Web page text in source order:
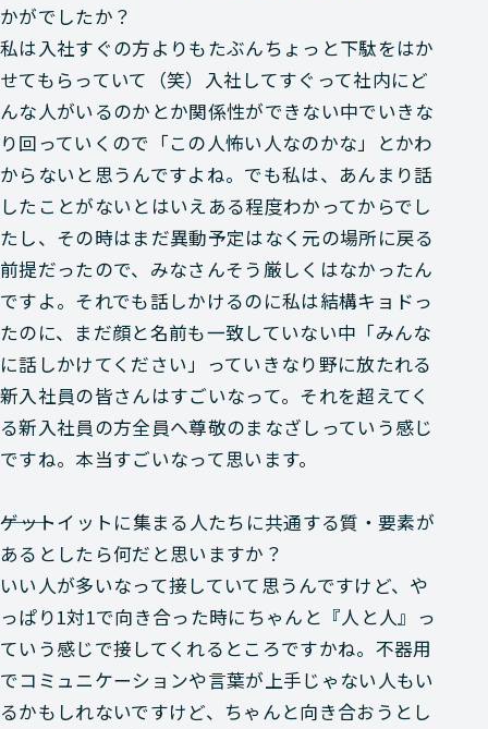
かがでしたか？
私は入社すぐの方よりもたぶんちょっと下駄をはか
せてもらっていて（笑）入社してすぐって社内にど
んな人がいるのかとか関係性ができない中でいきな
り回っていくので「この人怖い人なのかな」とかわ
からないと思うんですよね。でも私は、あんまり話
したことがないとはいえある程度わかってからでし
たし、その時はまだ異動予定はなく元の場所に戻る
前提だったので、みなさんそう厳しくはなかったん
ですよ。それでも話しかけるのに私は結構キョドっ
たのに、まだ顔と名前も一致していない中「みんな
に話しかけてください」っていきなり野に放たれる
新入社員の皆さんはすごいなって。それを超えてく
る新入社員の方全員へ尊敬のまなざしっていう感じ
ですね。本当すごいなって思います。
―――ゲットイットに集まる人たちに共通する質・要素が
あるとしたら何だと思いますか？
いい人が多いなって接していて思うんですけど、や
っぱり1対1で向き合った時にちゃんと『人と人』っ
ていう感じで接してくれるところですかね。不器用
でコミュニケーションや言葉が上手じゃない人もい
るかもしれないですけど、ちゃんと向き合おうとし